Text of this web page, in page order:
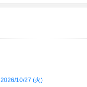
2026/10/27 (火)